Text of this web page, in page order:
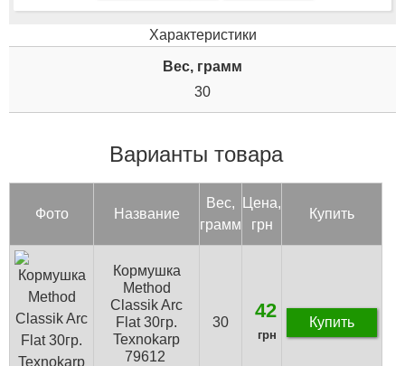
Характеристики
Вес, грамм
30
Варианты товара
Фото Название
Вес,
грамм
Цена,
грн
Купить
Кормушка
Method
Classik Arc
Flat 30гр.
Texnokarp
79612
30
42
грн
Купить